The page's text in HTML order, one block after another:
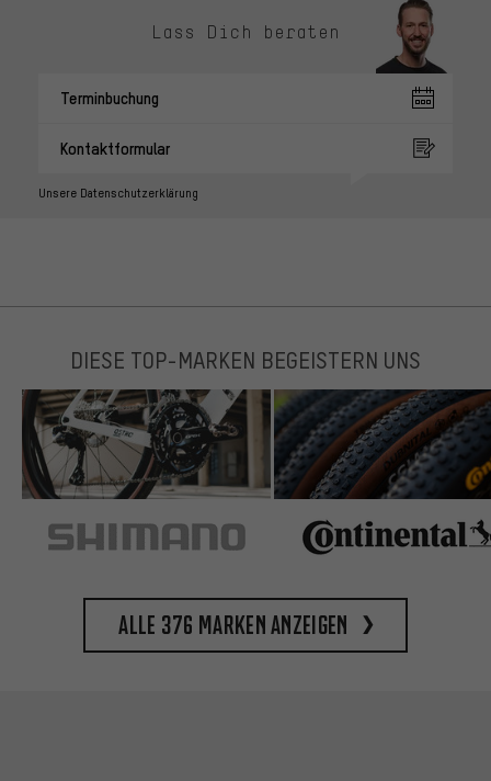
Lass Dich beraten
Terminbuchung
Kontaktformular
Unsere Datenschutzerklärung
DIESE TOP-MARKEN BEGEISTERN UNS
Alle 376 Marken anzeigen